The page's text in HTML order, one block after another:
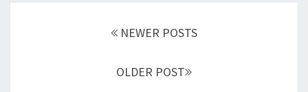
NEWER POSTS
OLDER POST